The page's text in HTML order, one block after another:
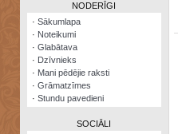
Visatcera
almanahs
Arhīvs
NODERĪGI
· Sākumlapa
· Noteikumi
· Glabātava
· Dzīvnieks
· Mani pēdējie raksti
· Grāmatzīmes
· Stundu pavedieni
SOCIĀLI